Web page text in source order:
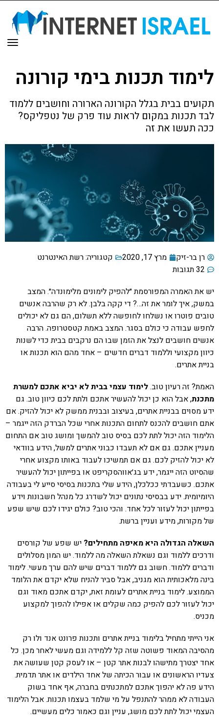
לימוד תכנות בימי קורונה
תקועים בבית בגלל הקורונה הארורה וחושבים ללמוד
לבד תכנות במקום לראות עוד פרק של נטפליקס?
ככה תעשו את זה
רן בר-זיק מרץ 17, 2020 קטגוריה:רשת האינטרנט
32 תגובות
יש את האמרה המפורסמת ״להפיק לימונים מלימונדה״. המצב
במשק, איך לומר את זה…? די קקה בלבן. לא רק שהרבה אנשים
טובים פוטרו או נשלחו לחופשה ללא תשלום, הם גם לא יכולים
לחפש עבודה כי כולם בסגר. המצב באמת קטסטרופה. הרבה
אנשים חושבים לנצל את הזמן שבו הם נרקבים בבית כדי לשנות
כיוון מקצועי וללמוד דברים חדשים – אחד מהם הוא תכנות או
בניית אתרים.
האמת? זה רעיון טוב.לימוד עצמי בבית לא יביא אתכם למשרת
מתכנת, אבל הוא כן יכול להעשיר אתכם ולתת לכם כיוון טוב. גם
ידע מסוים בבניית אתרים, בעיצוב ובבנית ממשק לא יכול להזיק. אם
אתם חושבים להכנס לתחום התכנות אחרי שכל הברדק הזה ייגמר –
הלימוד הזה יכול לתת לכם בסיס טוב להמשך ומושג טוב אם התחום
מעניין אתכם. גם אם לא תעבדו כבוני אתרים למשל, הידע בוודאי
לא יכול להזיק לכם. גם אם תמשיכו לעבוד באותו מקצוע אחרי
שהסיוט הזה ייגמר, ידע בג׳אווהסקריפט או בפייתון יכול להעשיר
אתכם. כשעבדתי ככלכלן, הידע שלי בתכנות בסיסי סייע לי בעבודה
היומיומית. ידע בבסיסי נתונים יכול לשדרג כל מנהל חשבונות וידע
בפייתון יכול לעזור לכל אחד. והכי טוב? כולם יגידו לכם שיש שפע
של מקורות, מידע ועניין ברשת.
השאלה הגדולה היא מאיפה מתחילים? יש שפע של קורסים
ודרכים ללמוד וגם נשאלת השאלה מה ללמוד. יש המון מסלולים
ודברים ללמוד. חשוב גם ללמוד דברים שיש להם ערך מעשי. לימוד
בינה מלאכותית הוא מגניב, אבל סביר להניח שלא יקדם את הלומד
הממוצע. לימוד בניית אתרים לעומת זאת, יקדם אתכם מאוד וגם
יכול לעזור לכם להפיק כמה שקלים או אפילו להפוך למקצוע
מכניס.
אני הייתי מתחיל בלימוד בניית אתרים ותכנות פרונט אנד ולו רק
מהסיבה המאוד פשוטה שזה קל ללמידה וגם מעשי לאחר מכן. כל
אחד יצטרך מתישהו לבנות אתר קטן – או לעסק קטן שעושה את
צעדיו הראשונים או עבור הכיתה של אחד הילדים או אתר תדמית.
הידע פה לא יהפוך אתכם למתכנתים בחברה, אף אחד בשוק
העבודה לא ממהר להתנפל על מי שלמד בעצמו תכנות. אבל הלימוד
העצמי יכול לתת לכם מושג, עניין וגם כאמור כלים מעשיים.